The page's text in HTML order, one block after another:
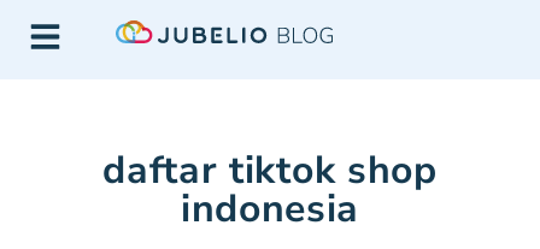
daftar tiktok shop
indonesia